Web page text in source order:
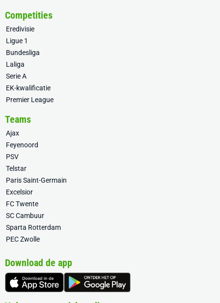
Competities
Eredivisie
Ligue 1
Bundesliga
Laliga
Serie A
EK-kwalificatie
Premier League
Teams
Ajax
Feyenoord
PSV
Telstar
Paris Saint-Germain
Excelsior
FC Twente
SC Cambuur
Sparta Rotterdam
PEC Zwolle
Download de app